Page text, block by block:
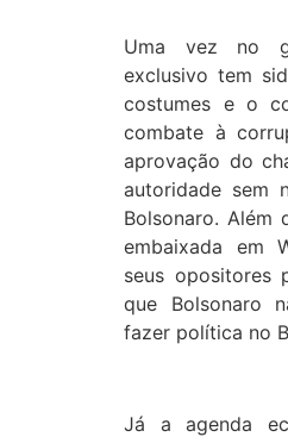
Uma vez no
exclusivo tem
costumes e o
combate à
aprovação do
autoridade sem
Bolsonaro. Além
embaixada em
seus opositores
que Bolsonaro
fazer política no
Já a agenda